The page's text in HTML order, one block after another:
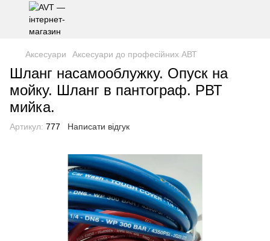
Аксесуари Аксесуари до професійних АВТ
Шланг насамооблужку. Опуск на
мойку. Шланг в пантограф. РВТ
мийка.
Артикул: 777 Написати відгук